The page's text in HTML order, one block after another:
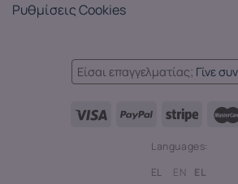
Ρυθμίσεις Cookies
Είσαι επαγγελματίας; Γίνε
Languages:
EL
EN EL